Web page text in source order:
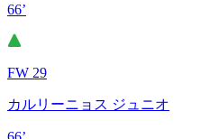
66’
FW 29
カルリーニョス ジュニオ